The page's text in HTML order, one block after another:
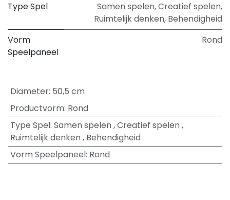
Type Spel
Samen spelen,Creatief spelen,
Ruimtelijk denken, Behendigheid
Vorm
Speelpaneel
Rond
Diameter: 50,5 cm
Productvorm: Rond
Type Spel: Samen spelen,Creatief spelen,
Ruimtelijk denken, Behendigheid
Vorm Speelpaneel: Rond